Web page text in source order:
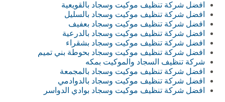
افضل شركة تنظيف موكيت وسجاد بالقويعية‏
افضل شركة تنظيف موكيت وسجاد بالسليل
افضل شركة تنظيف موكيت وسجاد بعفيف
افضل شركة تنظيف موكيت وسجاد بالدرعية‏
افضل شركة تنظيف موكيت وسجاد بشقراء
افضل شركة تنظيف موكيت وسجاد بحوطة بني تميم
شركة تنظيف السجاد والموكيت بمكه
افضل شركة تنظيف موكيت وسجاد بالمجمعة
افضل شركة تنظيف موكيت وسجاد بالدوادمي
افضل شركة تنظيف موكيت وسجاد بوادي الدواسر‏